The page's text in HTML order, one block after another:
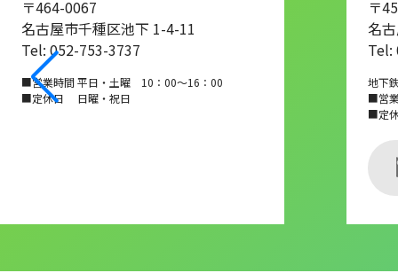
〒464-0067
名古屋市千種区池下 1-4-11
Tel: 052-753-3737
■営業時間 平日・土曜 10：00～16：00
■定休日 日曜・祝日
〒
名
Tel:
地下
■営
■定